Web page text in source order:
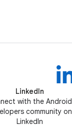
LinkedIn
with the Android
community on
LinkedIn